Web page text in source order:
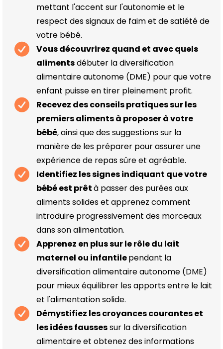
mettant l'accent sur l'autonomie et le
respect des signaux de faim et de satiété de
votre bébé.
Vous découvrirez quand et avec quels
alimentsdébuter la diversification
alimentaire autonome (DME) pour que votre
enfant puisse en tirer pleinement profit.
Recevez des conseils pratiques sur les
premiers aliments à proposer à votre
bébé, ainsi que des suggestions sur la
manière de les préparer pour assurer une
expérience de repas sûre et agréable.
Identifiez les signes indiquant que votre
bébé est prêtà passer des purées aux
aliments solides et apprenez comment
introduire progressivement des morceaux
dans son alimentation.
Apprenez en plus sur le rôle du lait
maternel ou infantilependant la
diversification alimentaire autonome (DME)
pour mieux équilibrer les apports entre le lait
et l'alimentation solide.
Démystifiez les croyances courantes et
les idées faussessur la diversification
alimentaire et obtenez des informations